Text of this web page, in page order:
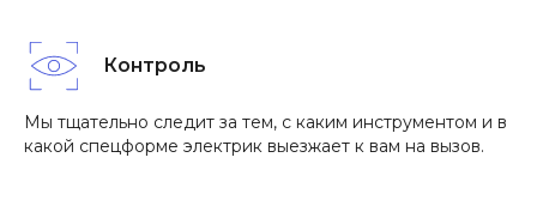
Контроль
Мы тщательно следит за тем, с каким инструментом и в
какой спецформе электрик выезжает к вам на вызов.